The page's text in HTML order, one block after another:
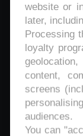
website or
later,
Processing
loyalty
content,
screens
audiences.
You can